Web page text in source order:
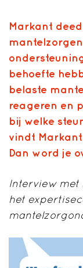
Markant
behoefte
belaste
reageren en
bij welke
vindt
Dan word je
Interview met
het